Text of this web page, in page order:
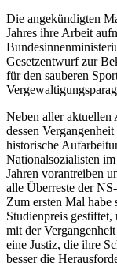
Die angekündigten
Jahres ihre Arbeit
Gesetzentwurf zur
für den sauberen
Neben aller aktuellen
dessen
historische
Nationalsozialisten
Jahren vorantreiben
alle Überreste der
Zum ersten Mal habe
Studienpreis
mit der
eine Justiz, die ihre
besser die